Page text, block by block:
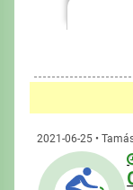
2021-06-25 •